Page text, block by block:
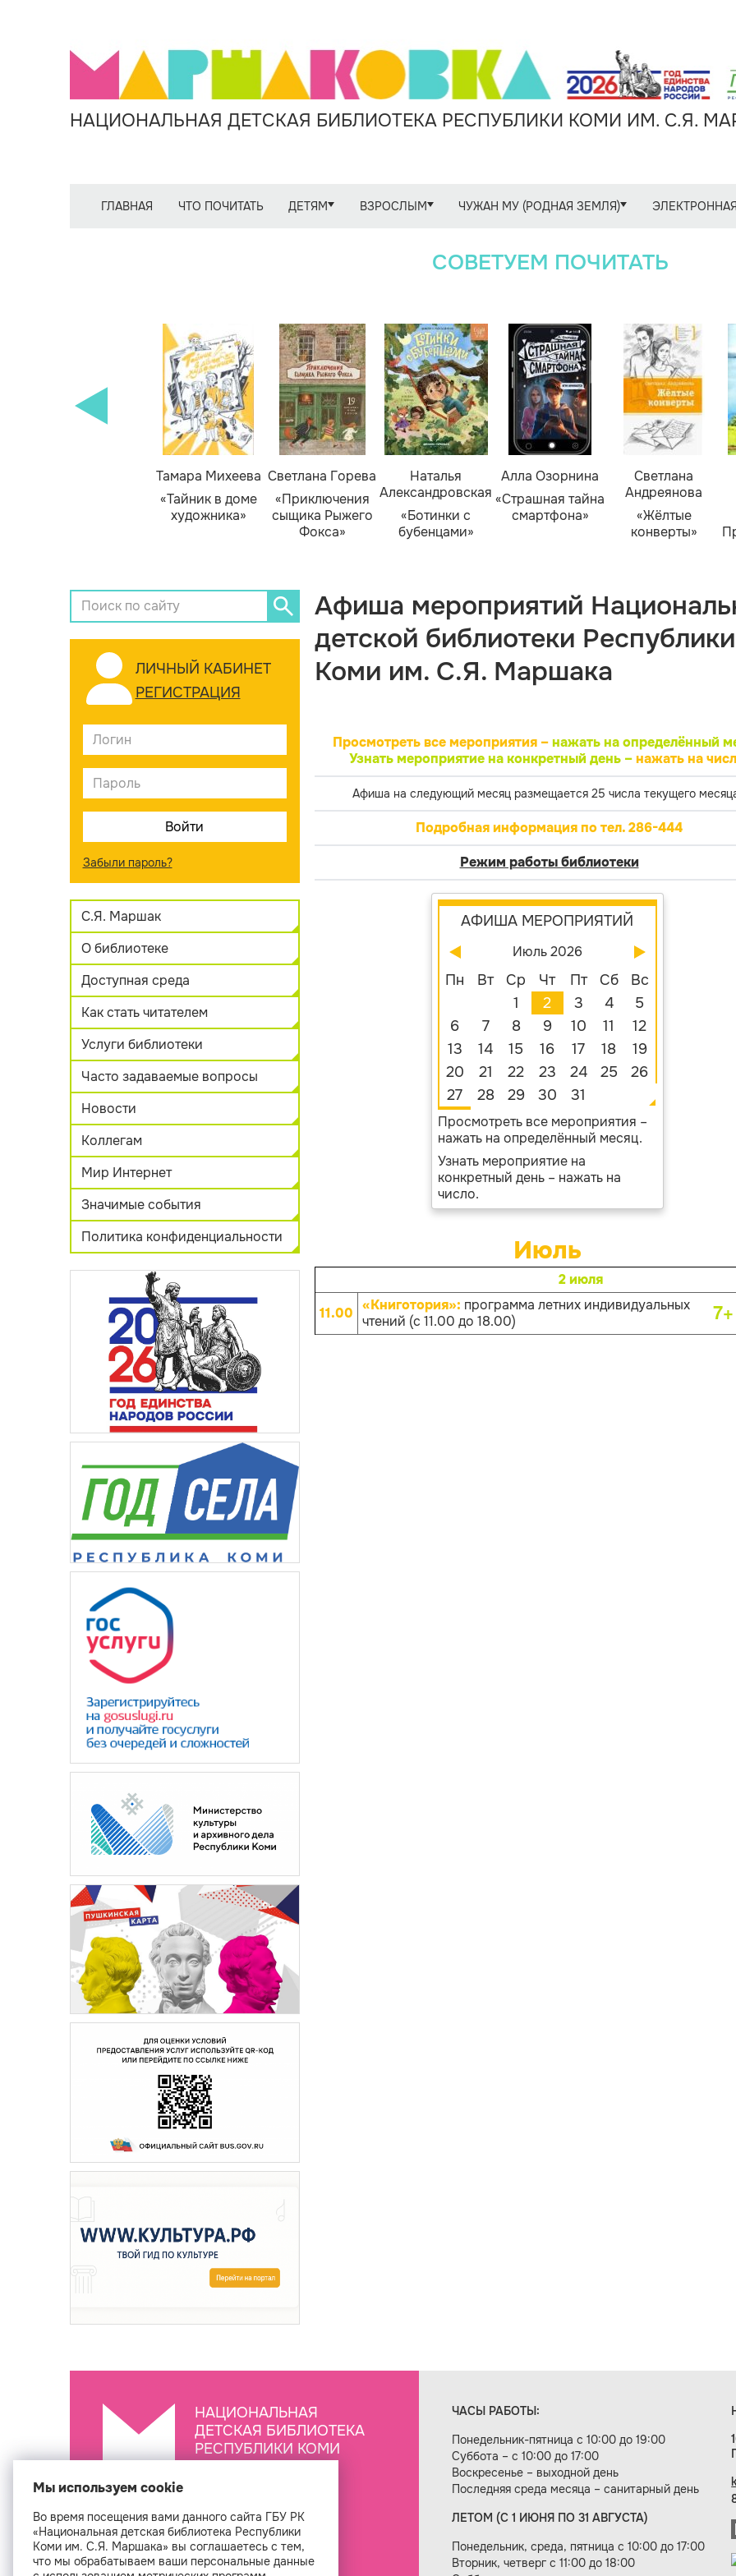
НАЦИОНАЛЬНАЯ ДЕТСКАЯ БИБЛИОТЕКА РЕСПУБЛИКИ КОМИ ИМ. С.Я.
ГЛАВНАЯ ЧТО ПОЧИТАТЬ ДЕТЯМ ВЗРОСЛЫМ ЧУЖАН МУ (РОДНАЯ ЗЕМЛЯ)
СОВЕТУЕМ ПОЧИТАТЬ
Тамара Михеева
«Тайник в доме
художника»
Светлана Горева
«Приключения
сыщика Рыжего
Фокса»
Наталья
Александровская
«Ботинки с
бубенцами»
Алла Озорнина
«Страшная тайна
смартфона»
Светлана
Андреянова
«Жёлтые
конверты»
ЛИЧНЫЙ КАБИНЕТ
РЕГИСТРАЦИЯ
Забыли пароль?
С.Я. Маршак
О библиотеке
Доступная среда
Как стать читателем
Услуги библиотеки
Часто задаваемые вопросы
Новости
Коллегам
Мир Интернет
Значимые события
Политика конфиденциальности
Афиша мероприятий
детской библиотеки Республики
Коми им. С.Я. Маршака
Просмотреть все мероприятия – нажать на определённый
Узнать мероприятие на конкретный день –нажать на
Афиша на следующий месяц размещается 25 числа текущего
Подробная информация по тел. 286-444
Режим работы библиотеки
АФИША МЕРОПРИЯТИЙ
Июль 2026
Пн Вт Ср Чт Пт Сб
Вс
1
2 3 4
5
6
7 8 9 10 11
12
13
14 15 16 17 18
19
20
21 22 23 24 25
26
27
28 29 30 31
Просмотреть все мероприятия –
нажать на определённый месяц.
Узнать мероприятие на
конкретный день – нажать на
число.
Июль
2 июля
11.00 «Книготория»: программа летних индивидуальных
чтений (с 11.00 до 18.00)
7+
НАЦИОНАЛЬНАЯ
ДЕТСКАЯ БИБЛИОТЕКА
РЕСПУБЛИКИ КОМИ
ЧАСЫ РАБОТЫ:
Понедельник-пятница с 10:00 до 19:00
Суббота – с 10:00 до 17:00
Воскресенье – выходной день
Последняя среда месяца – санитарный день
ЛЕТОМ (С 1 ИЮНЯ ПО 31 АВГУСТА)
Понедельник, среда, пятница с 10:00 до 17:00
Вторник, четверг с 11:00 до 18:00
Создание сайта — веб-студия «Цифровой век»
Мы используем cookie
Во время посещения вами данного сайта ГБУ РК
«Национальная детская библиотека Республики
Коми им. С.Я. Маршака» вы соглашаетесь с тем,
что мы обрабатываем ваши персональные данные